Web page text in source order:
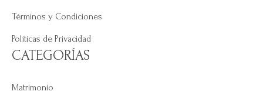
Términos y Condiciones
Políticas de Privacidad
CATEGORÍAS
Matrimonio